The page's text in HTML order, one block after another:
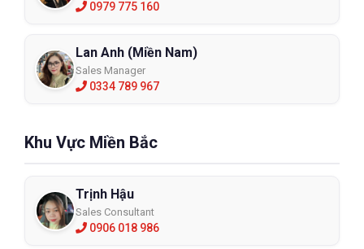
nguyện. Tuy nhiên, cả hai đều cung cấp phương tiện
chuẩn IEC
EAC: là ký hiệu đánh dấu các sản phẩm phù hợp với quy
IP Rating: IP được định nghĩa bởi IEC quy định mức độ
bảo vệ của thiết bị điện từ bụi và nước. Ở đây là IP
0979 775 160
Lan Anh (Miền Nam)
Sales Manager
0334 789 967
Khu Vực Miền Bắc
Trịnh Hậu
Sales Consultant
0906 018 986